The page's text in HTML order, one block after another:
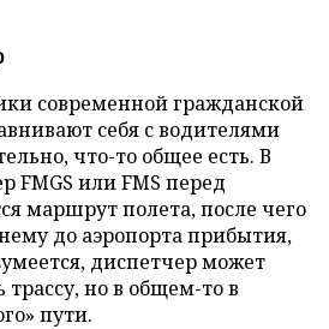
современной гражданской
себя с водителями
что-то общее есть. В
FMGS или FMS перед
маршрут полета, после чего
до аэропорта прибытия,
диспетчер может
но в общем-то в
пути.